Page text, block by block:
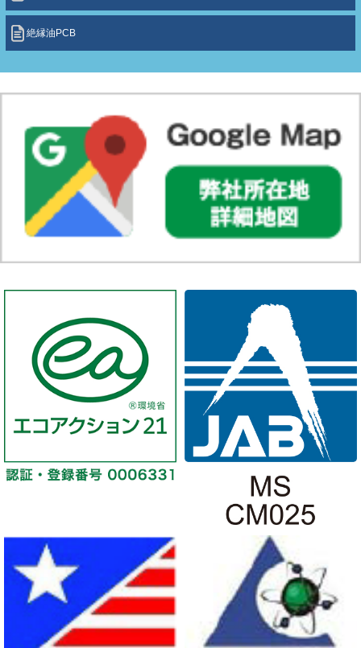
絶縁油PCB